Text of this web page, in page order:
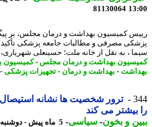
81130064
کمیسیون بهداشت و درمان مجلس، بر پیگیری
مصرفی و مطالبات جامعه پزشکی تأکید
، به نقل از خانه ملت؛ حسینعلی شهریاری، ...
بهداشت و درمان مجلس-کمیسیون
-بهداشت و درمان -تجهیزات پزشکی-
ترور شخصیت ها نشانه استیصال
بیشتر می کند
و بخون-سیاسی-5 ماه پیش - دوشنبه 3 فروردین 1405، 10:55